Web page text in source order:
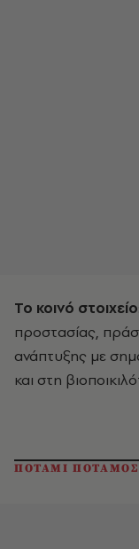
Το κοινό στοιχείο
προστασίας,
ανάπτυξης με
και στη
ΠΟΤΑΜΙ ΠΟΤΑΜΟΣ